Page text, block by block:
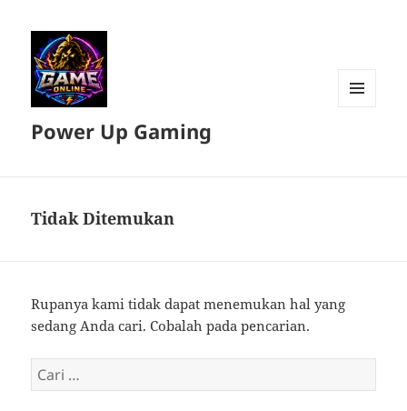
Power Up Gaming
Tidak Ditemukan
Rupanya kami tidak dapat menemukan hal yang
sedang Anda cari. Cobalah pada pencarian.
Cari
untuk: